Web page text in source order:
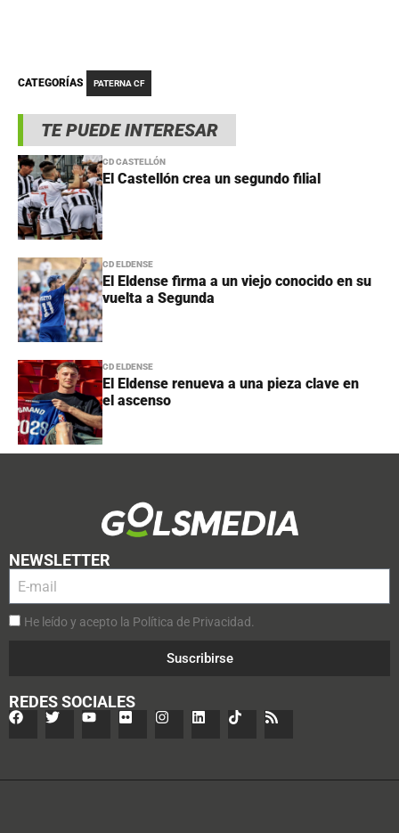
TE PUEDE INTERESAR
CD CASTELLÓN
El Castellón crea un segundo filial
CD ELDENSE
El Eldense firma a un viejo conocido en su
vuelta a Segunda
CD ELDENSE
El Eldense renueva a una pieza clave en
el ascenso
CATEGORÍAS PATERNA CF
NEWSLETTER
He leído y acepto la Política de Privacidad.
Suscribirse
REDES SOCIALES